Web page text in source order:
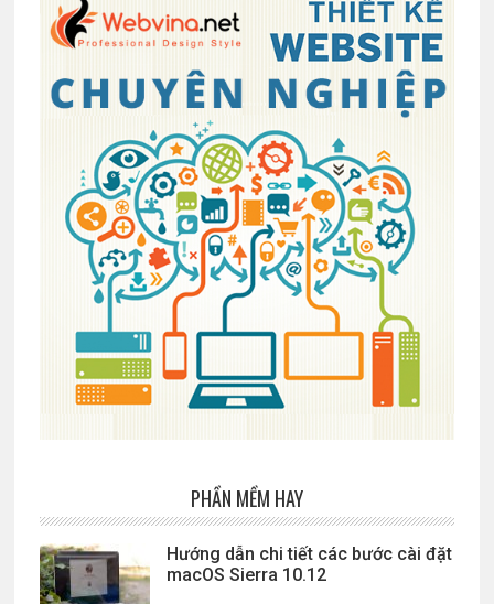
PHẦN MỀM HAY
Hướng dẫn chi tiết các bước cài đặt
macOS Sierra 10.12